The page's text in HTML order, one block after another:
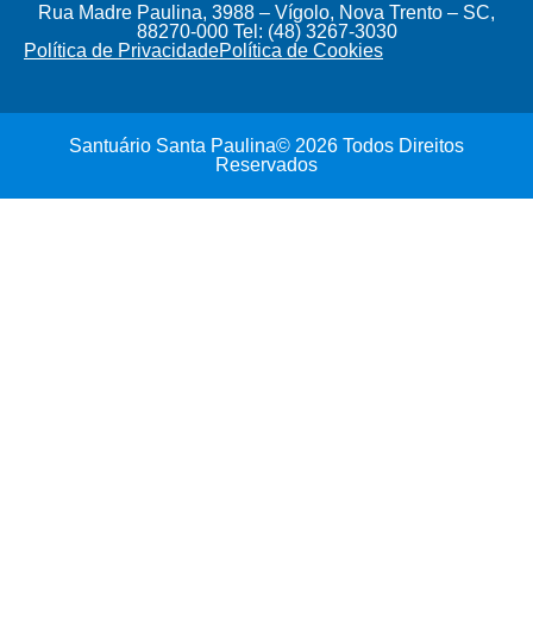
Rua Madre Paulina, 3988 – Vígolo, Nova Trento – SC,
88270-000 Tel: (48) 3267-3030
Política de PrivacidadePolítica de Cookies
Santuário Santa Paulina© 2026 Todos Direitos
Reservados